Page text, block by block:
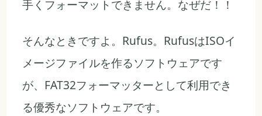
手くフォーマットできません。なぜだ！！
そんなときですよ。Rufus。RufusはISOイ
メージファイルを作るソフトウェアです
が、FAT32フォーマッターとして利用でき
る優秀なソフトウェアです。